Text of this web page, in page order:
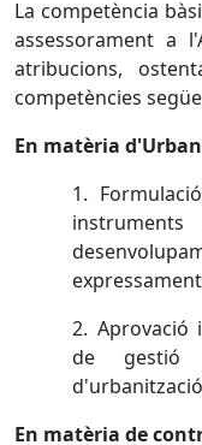
La competència
assessorament a
atribucions,
competències
En matèria
1.
2. Aprovació
de gestió
En matèria de